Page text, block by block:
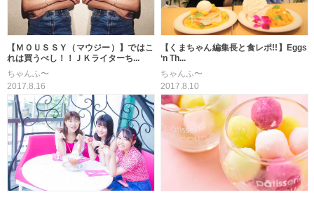
【ＭＯＵＳＳＹ（マウジー）】ではこ
れは買うべし！！ＪＫライターち...
ちゃんふ〜
2017.8.16
【くまちゃん編集長と食レポ!!】Eggs
‘n Th...
ちゃんふ〜
2017.8.10